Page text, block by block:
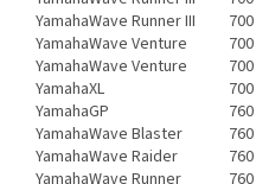
YamahaWave Runner III 700
YamahaWave Venture 700
YamahaWave Venture 700
YamahaXL 700
YamahaGP 760
YamahaWave Blaster 760
YamahaWave Raider 760